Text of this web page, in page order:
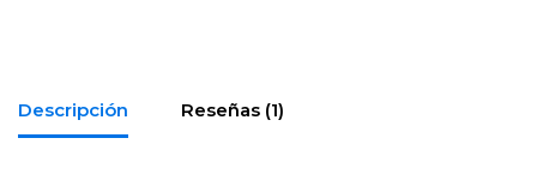
Descripción Reseñas (1)